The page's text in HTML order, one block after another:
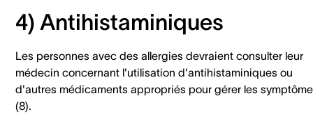
4) Antihistaminiques
Les personnes avec des allergies devraient consulter leur
médecin concernant l'utilisation d'antihistaminiques ou
d'autres médicaments appropriés pour gérer les
(8).